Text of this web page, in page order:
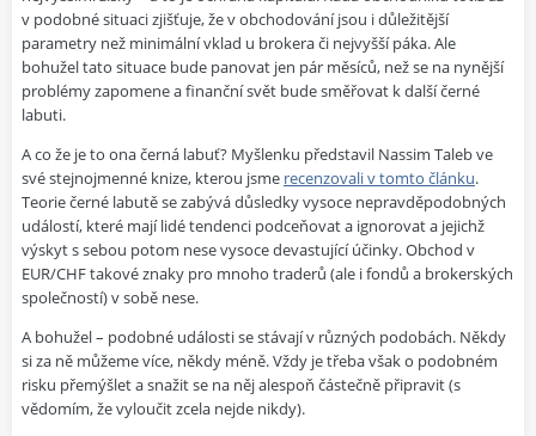
v podobné situaci zjišťuje, že v obchodování jsou i důležitější
parametry než minimální vklad u brokera či nejvyšší páka. Ale
bohužel tato situace bude panovat jen pár měsíců, než se na nynější
problémy zapomene a finanční svět bude směřovat k další černé
labuti.
A co že je to ona černá labuť? Myšlenku představil Nassim Taleb ve
své stejnojmenné knize, kterou jsme recenzovali v tomto článku.
Teorie černé labutě se zabývá důsledky vysoce nepravděpodobných
událostí, které mají lidé tendenci podceňovat a ignorovat a jejichž
výskyt s sebou potom nese vysoce devastující účinky. Obchod v
EUR/CHF takové znaky pro mnoho traderů (ale i fondů a brokerských
společností) v sobě nese.
A bohužel – podobné události se stávají v různých podobách. Někdy
si za ně můžeme více, někdy méně. Vždy je třeba však o podobném
risku přemýšlet a snažit se na něj alespoň částečně připravit (s
vědomím, že vyloučit zcela nejde nikdy).